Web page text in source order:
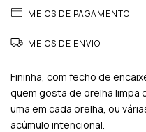
MEIOS DE PAGAMENTO
MEIOS DE ENVIO
Fininha, com fecho de
quem gosta de orelha limpa
uma em cada orelha, ou
acúmulo intencional.